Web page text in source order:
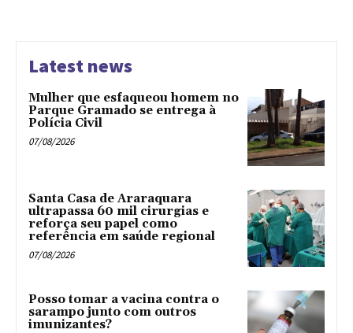
Latest news
Mulher que esfaqueou homem no
Parque Gramado se entrega à
Polícia Civil
07/08/2026
Santa Casa de Araraquara
ultrapassa 60 mil cirurgias e
reforça seu papel como
referência em saúde regional
07/08/2026
Posso tomar a vacina contra o
sarampo junto com outros
imunizantes?